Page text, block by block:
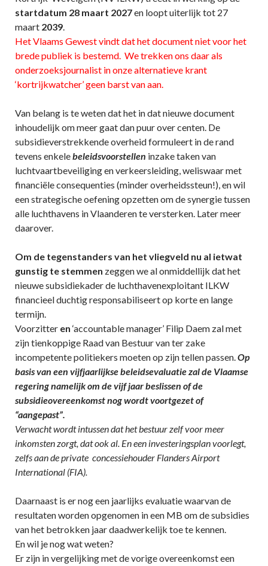
startdatum 28 maart 2027en loopt uiterlijk tot 27
maart 2039.
Het Vlaams Gewest vindt dat het document niet voor het
brede publiek is bestemd. We trekken ons daar als
onderzoeksjournalist in onze alternatieve krant
‘kortrijkwatcher’ geen barst van aan.
Van belang is te weten dat het in dat nieuwe document
inhoudelijk om meer gaat dan puur over centen. De
subsidieverstrekkende overheid formuleert in de rand
tevens enkelebeleidsvoorstellen inzake taken van
luchtvaartbeveiliging en verkeersleiding, weliswaar met
financiële consequenties (minder overheidssteun!), en wil
een strategische oefening opzetten om de synergie tussen
alle luchthavens in Vlaanderen te versterken. Later meer
daarover.
Om de tegenstanders van het vliegveld nu al ietwat
gunstig te stemmen zeggen we al onmiddellijk dat het
nieuwe subsidiekader de luchthavenexploitant ILKW
financieel duchtig responsabiliseert op korte en lange
termijn.
Voorzitter en ‘accountable manager’ Filip Daem zal met
zijn tienkoppige Raad van Bestuur van ter zake
incompetente politiekers moeten op zijn tellen passen.Op
basis van een vijfjaarlijkse beleidsevaluatie zal de Vlaamse
regering namelijk om de vijf jaar beslissen of de
subsidieovereenkomst nog wordt voortgezet of
“aangepast”.
Verwacht wordt intussen dat het bestuur zelf voor meer
inkomsten zorgt, dat ook al. En een investeringsplan voorlegt,
zelfs aan de private concessiehouder Flanders Airport
International (FIA).
Daarnaast is er nog een jaarlijks evaluatie waarvan de
resultaten worden opgenomen in een MB om de subsidies
van het betrokken jaar daadwerkelijk toe te kennen.
En wil je nog wat weten?
Er zijn in vergelijking met de vorige overeenkomst een